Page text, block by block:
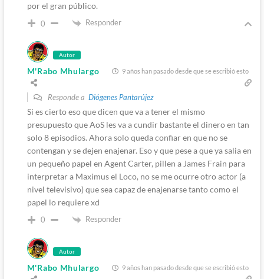
por el gran público.
0 Responder
Autor
M'Rabo Mhulargo 9 años han pasado desde que se escribió esto
Responde a Diógenes Pantarújez
Si es cierto eso que dicen que va a tener el mismo
presupuesto que AoS les va a cundir bastante el dinero en tan
solo 8 episodios. Ahora solo queda confiar en que no se
contengan y se dejen enajenar. Eso y que pese a que ya salia en
un pequeño papel en Agent Carter, pillen a James Frain para
interpretar a Maximus el Loco, no se me ocurre otro actor (a
nivel televisivo) que sea capaz de enajenarse tanto como el
papel lo requiere xd
0 Responder
Autor
M'Rabo Mhulargo 9 años han pasado desde que se escribió esto